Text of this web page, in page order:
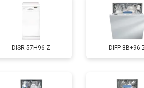
Заказать
850 ₽ Заказать
DISR 57H96 Z DIFP 8B+96